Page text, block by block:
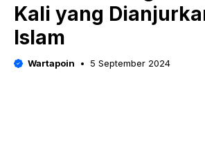
Kali yang
Islam
Wartapoin 5 September 2024